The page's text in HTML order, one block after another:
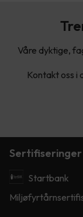
Våre dyktige,
Kontakt oss i
Sertifiseringer
Startbank